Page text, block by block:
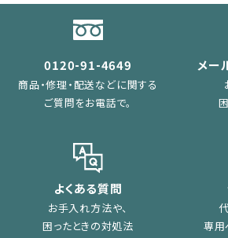
0120-91-4649
商品・修理・配送などに関する
ご質問をお電話で。
メー
よくある質問
お手入れ方法や、
困ったときの対処法
専用